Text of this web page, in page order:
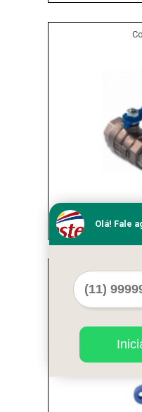
registro
Olá! Fale